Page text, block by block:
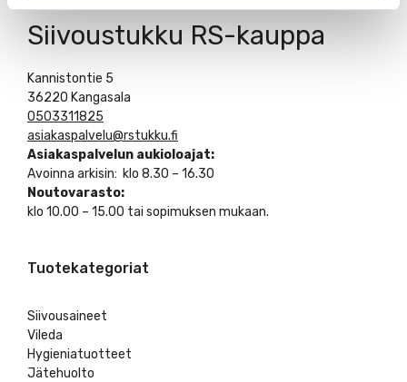
Siivoustukku RS-kauppa
Kannistontie 5
36220 Kangasala
0503311825
asiakaspalvelu@rstukku.fi
Asiakaspalvelun aukioloajat:
Avoinna arkisin: klo 8.30 – 16.30
Noutovarasto:
klo 10.00 – 15.00 tai sopimuksen mukaan.
Tuotekategoriat
Siivousaineet
Vileda
Hygieniatuotteet
Jätehuolto